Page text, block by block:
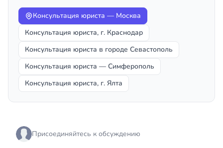
Консультация юриста — Москва
Консультация юриста, г. Краснодар
Консультация юриста в городе Севастополь
Консультация юриста — Симферополь
Консультация юриста, г. Ялта
Присоединяйтесь к обсуждению